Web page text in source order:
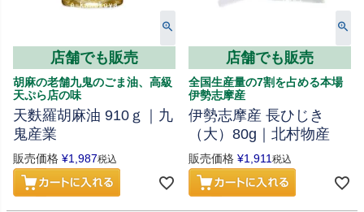
店舗でも販売
胡麻の老舗九鬼のごま油、高級
天ぷら店の味
天麩羅胡麻油 910ｇ｜九
鬼産業
販売価格 ¥1,987税込
店舗でも販売
全国生産量の7割を占める本場
伊勢志摩産
伊勢志摩産 長ひじき
（大）80g｜北村物産
販売価格 ¥1,911税込